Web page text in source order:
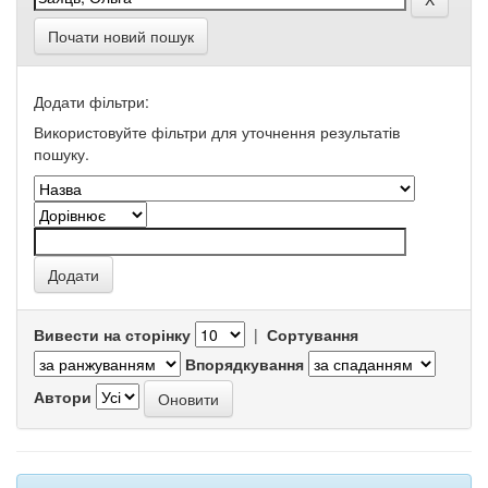
Почати новий пошук
Додати фільтри:
Використовуйте фільтри для уточнення результатів
пошуку.
Вивести на сторінку | Сортування
Впорядкування
Автори